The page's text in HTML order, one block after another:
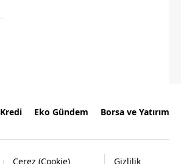
Kredi Eko Gündem Borsa ve Yatırım
Çerez (Cookie) Gizlilik